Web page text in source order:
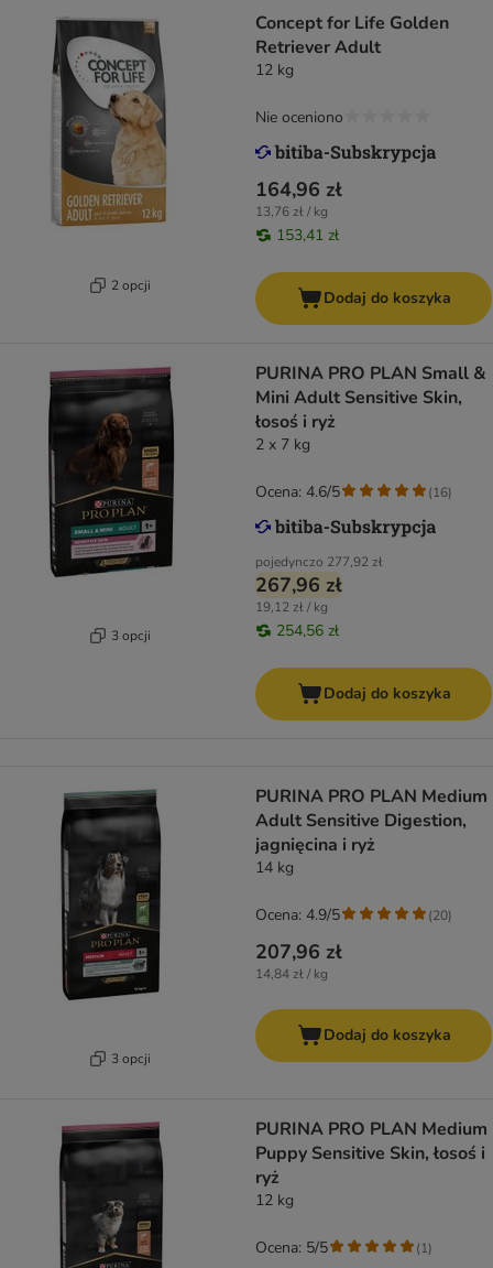
2 opcji
Concept for Life Golden
Retriever Adult
12 kg
164,96 zł
13,76 zł / kg
153,41 zł
Nie oceniono
Dodaj do koszyka
3 opcji
PURINA PRO PLAN Small &
Mini Adult Sensitive Skin,
łosoś i ryż
2 x 7 kg
pojedynczo 277,92 zł
267,96 zł
19,12 zł / kg
254,56 zł
Ocena: 4.6/5 (16)
Dodaj do koszyka
3 opcji
PURINA PRO PLAN Medium
Adult Sensitive Digestion,
jagnięcina i ryż
14 kg
207,96 zł
14,84 zł / kg
Ocena: 4.9/5 (20)
Dodaj do koszyka
PURINA PRO PLAN Medium
Puppy Sensitive Skin, łosoś i
ryż
12 kg
Ocena: 5/5 (1)